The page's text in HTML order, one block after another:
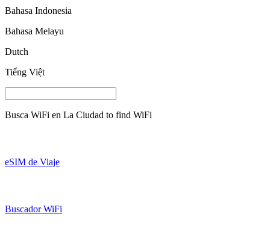
Bahasa Indonesia
Bahasa Melayu
Dutch
Tiếng Việt
Busca WiFi en La Ciudad to find WiFi
eSIM de Viaje
Buscador WiFi